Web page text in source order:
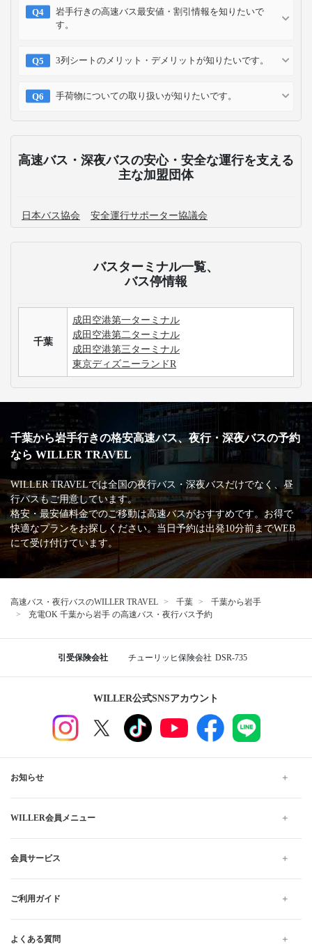
岩手行きの高速バス最安値・割引情報を知りたいで
す。
3列シートのメリット・デメリットが知りたいです。
手荷物についての取り扱いが知りたいです。
高速バス・深夜バスの安心・安全な運行を支える
主な加盟団体
日本バス協会 安全運行サポーター協議会
バスターミナル一覧、
バス停情報
千葉
成田空港第一ターミナル
成田空港第二ターミナル
成田空港第三ターミナル
東京ディズニーランドR
千葉から岩手行きの格安高速バス、夜行・深夜バスの予約
なら WILLER TRAVEL
WILLER TRAVELでは全国の夜行バス・深夜バスだけでなく、昼
行バスもご用意しています。
格安・最安値料金でのご移動は高速バスがおすすめです。お得で
快適なプランをお探しください。当日予約は出発10分前までWEB
にて受け付けています。
高速バス・夜行バスのWILLER TRAVEL 千葉
千葉から岩手
充電OK 千葉から岩手 の高速バス・夜行バス予約
引受保険会社 チューリッヒ保険会社 DSR-735
WILLER公式SNSアカウント
お知らせ
WILLER会員メニュー
会員サービス
ご利用ガイド
よくある質問